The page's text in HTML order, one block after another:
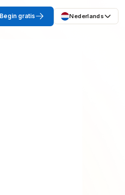
Begin gratis Nederlands